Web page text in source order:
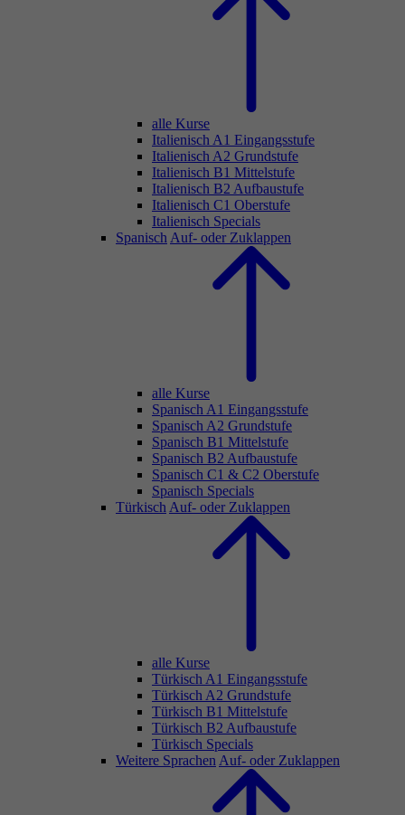
alle Kurse
Italienisch A1 Eingangsstufe
Italienisch A2 Grundstufe
Italienisch B1 Mittelstufe
Italienisch B2 Aufbaustufe
Italienisch C1 Oberstufe
Italienisch Specials
Spanisch Auf- oder Zuklappen
alle Kurse
Spanisch A1 Eingangsstufe
Spanisch A2 Grundstufe
Spanisch B1 Mittelstufe
Spanisch B2 Aufbaustufe
Spanisch C1 & C2 Oberstufe
Spanisch Specials
Türkisch Auf- oder Zuklappen
alle Kurse
Türkisch A1 Eingangsstufe
Türkisch A2 Grundstufe
Türkisch B1 Mittelstufe
Türkisch B2 Aufbaustufe
Türkisch Specials
Weitere Sprachen Auf- oder Zuklappen